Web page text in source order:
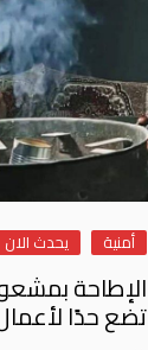
أمنية يحدث الان
الإطاحة
تضع حدًا